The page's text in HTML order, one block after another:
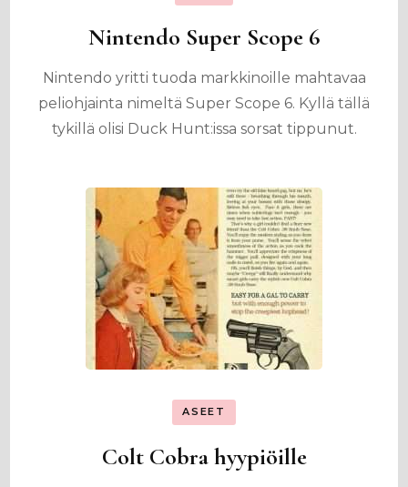
Nintendo Super Scope 6
Nintendo yritti tuoda markkinoille mahtavaa
peliohjainta nimeltä Super Scope 6. Kyllä tällä
tykillä olisi Duck Hunt:issa sorsat tippunut.
ASEET
Colt Cobra hyypiöille